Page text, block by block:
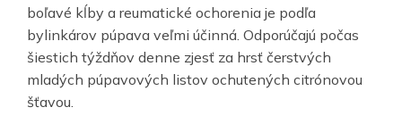
boľavé kĺby a reumatické ochorenia je podľa
bylinkárov púpava veľmi účinná. Odporúčajú počas
šiestich týždňov denne zjesť za hrsť čerstvých
mladých púpavových listov ochutených citrónovou
šťavou.